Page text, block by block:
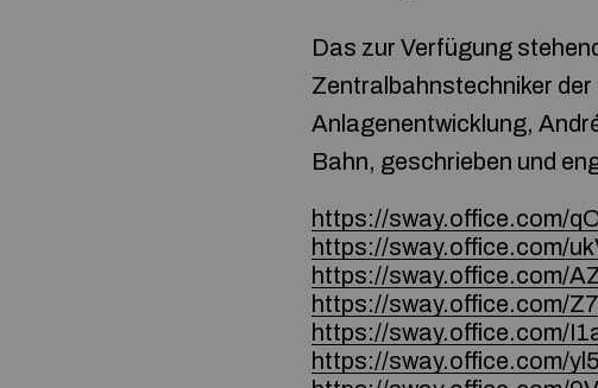
Das zur Verfügung
Zentralbahnstechniker
Anlagenentwicklung,
Bahn, geschrieben und
https://sway.office.com/
https://sway.office.com/
https://sway.office.com/
https://sway.office.com/
https://sway.office.com/
https://sway.office.com/